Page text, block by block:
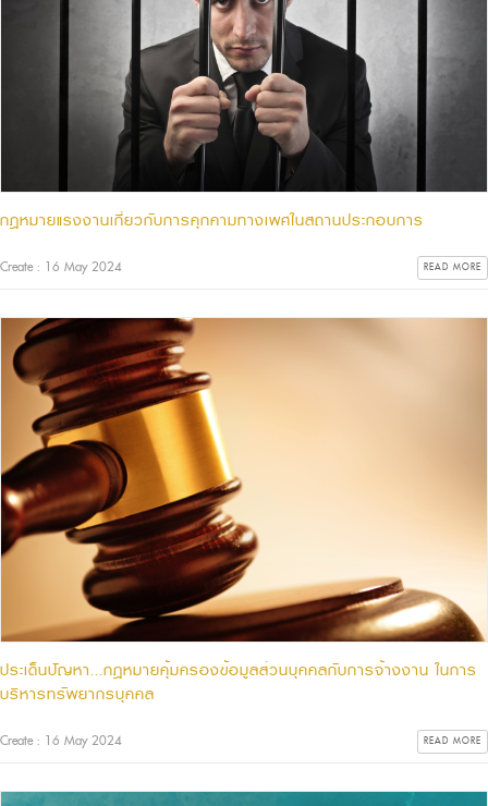
กฎหมายแรงงานเกี่ยวกับการคุกคามทางเพศในสถานประกอบการ
Create : 16 May 2024 READ MORE
ประเด็นปัญหา...กฎหมายคุ้มครองข้อมูลส่วนบุคคลกับการจ้างงาน ในการ
บริหารทรัพยากรบุคคล
Create : 16 May 2024 READ MORE